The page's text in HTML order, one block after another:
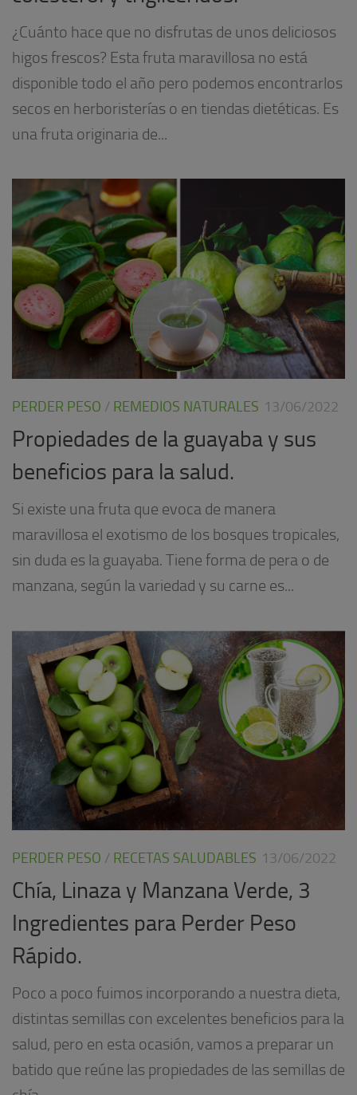
¿Cuánto hace que no disfrutas de unos deliciosos
higos frescos? Esta fruta maravillosa no está
disponible todo el año pero podemos encontrarlos
secos en herboristerías o en tiendas dietéticas. Es
una fruta originaria de...
PERDER PESO / REMEDIOS NATURALES 13/06/2022
Propiedades de la guayaba y sus
beneficios para la salud.
Si existe una fruta que evoca de manera
maravillosa el exotismo de los bosques tropicales,
sin duda es la guayaba. Tiene forma de pera o de
manzana, según la variedad y su carne es...
PERDER PESO / RECETAS SALUDABLES 13/06/2022
Chía, Linaza y Manzana Verde, 3
Ingredientes para Perder Peso
Rápido.
Poco a poco fuimos incorporando a nuestra dieta,
distintas semillas con excelentes beneficios para la
salud, pero en esta ocasión, vamos a preparar un
batido que reúne las propiedades de las semillas de